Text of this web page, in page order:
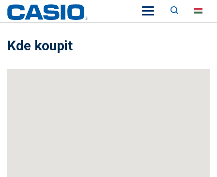
Keresés
Kde koupit